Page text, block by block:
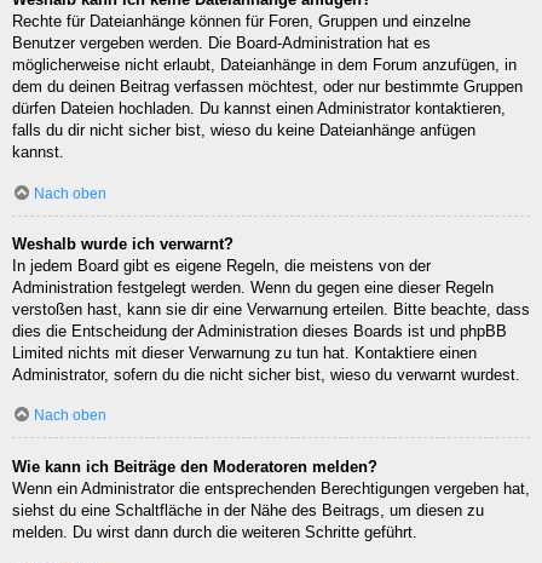
Rechte für Dateianhänge können für Foren, Gruppen und einzelne
Benutzer vergeben werden. Die Board-Administration hat es
möglicherweise nicht erlaubt, Dateianhänge in dem Forum anzufügen, in
dem du deinen Beitrag verfassen möchtest, oder nur bestimmte Gruppen
dürfen Dateien hochladen. Du kannst einen Administrator kontaktieren,
falls du dir nicht sicher bist, wieso du keine Dateianhänge anfügen
kannst.
Nach oben
Weshalb wurde ich verwarnt?
In jedem Board gibt es eigene Regeln, die meistens von der
Administration festgelegt werden. Wenn du gegen eine dieser Regeln
verstoßen hast, kann sie dir eine Verwarnung erteilen. Bitte beachte, dass
dies die Entscheidung der Administration dieses Boards ist und phpBB
Limited nichts mit dieser Verwarnung zu tun hat. Kontaktiere einen
Administrator, sofern du die nicht sicher bist, wieso du verwarnt wurdest.
Nach oben
Wie kann ich Beiträge den Moderatoren melden?
Wenn ein Administrator die entsprechenden Berechtigungen vergeben hat,
siehst du eine Schaltfläche in der Nähe des Beitrags, um diesen zu
melden. Du wirst dann durch die weiteren Schritte geführt.